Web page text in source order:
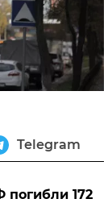
Telegram
погибли 172